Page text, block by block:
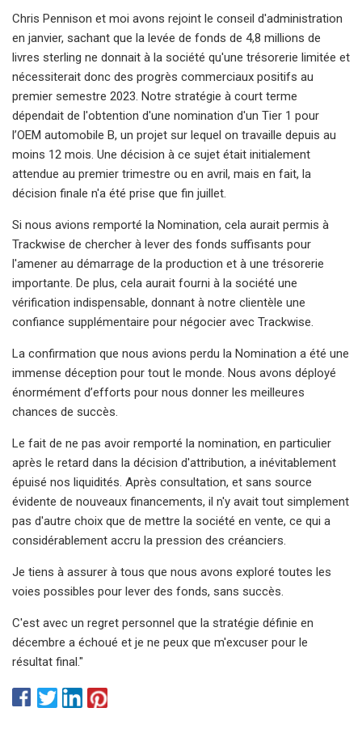
Chris Pennison et moi avons rejoint le conseil d'administration
en janvier, sachant que la levée de fonds de 4,8 millions de
livres sterling ne donnait à la société qu'une trésorerie limitée et
nécessiterait donc des progrès commerciaux positifs au
premier semestre 2023. Notre stratégie à court terme
dépendait de l'obtention d'une nomination d'un Tier 1 pour
l’OEM automobile B, un projet sur lequel on travaille depuis au
moins 12 mois. Une décision à ce sujet était initialement
attendue au premier trimestre ou en avril, mais en fait, la
décision finale n'a été prise que fin juillet.
Si nous avions remporté la Nomination, cela aurait permis à
Trackwise de chercher à lever des fonds suffisants pour
l'amener au démarrage de la production et à une trésorerie
importante. De plus, cela aurait fourni à la société une
vérification indispensable, donnant à notre clientèle une
confiance supplémentaire pour négocier avec Trackwise.
La confirmation que nous avions perdu la Nomination a été une
immense déception pour tout le monde. Nous avons déployé
énormément d’efforts pour nous donner les meilleures
chances de succès.
Le fait de ne pas avoir remporté la nomination, en particulier
après le retard dans la décision d'attribution, a inévitablement
épuisé nos liquidités. Après consultation, et sans source
évidente de nouveaux financements, il n'y avait tout simplement
pas d'autre choix que de mettre la société en vente, ce qui a
considérablement accru la pression des créanciers.
Je tiens à assurer à tous que nous avons exploré toutes les
voies possibles pour lever des fonds, sans succès.
C'est avec un regret personnel que la stratégie définie en
décembre a échoué et je ne peux que m'excuser pour le
résultat final."